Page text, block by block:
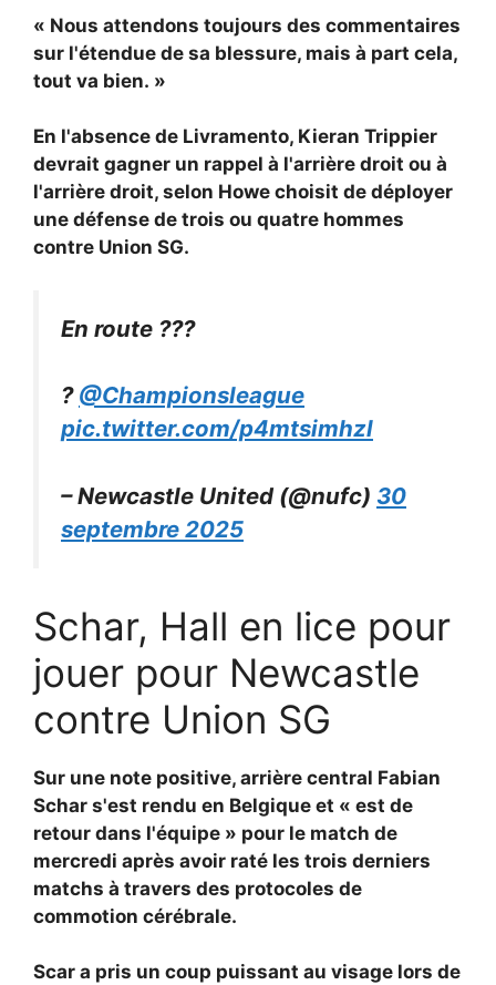
« Nous attendons toujours des commentaires
sur l'étendue de sa blessure, mais à part cela,
tout va bien. »
En l'absence de Livramento, Kieran Trippier
devrait gagner un rappel à l'arrière droit ou à
l'arrière droit, selon Howe choisit de déployer
une défense de trois ou quatre hommes
contre Union SG.
En route ???
? @Championsleague
pic.twitter.com/p4mtsimhzl
– Newcastle United (@nufc) 30
septembre 2025
Schar, Hall en lice pour
jouer pour Newcastle
contre Union SG
Sur une note positive, arrière central Fabian
Schar s'est rendu en Belgique et « est de
retour dans l'équipe » pour le match de
mercredi après avoir raté les trois derniers
matchs à travers des protocoles de
commotion cérébrale.
Scar a pris un coup puissant au visage lors de